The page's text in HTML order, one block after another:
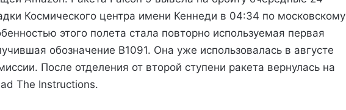
Космического центра имени Кеннеди в 04:34 по московскому
этого полета стала повторно используемая первая
обозначение B1091. Она уже использовалась в августе
После отделения от второй ступени ракета вернулась на
The Instructions.